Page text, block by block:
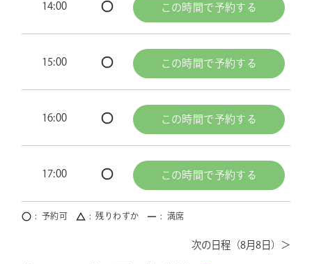
14:00 この時間で予約する
15:00 この時間で予約する
16:00 この時間で予約する
17:00 この時間で予約する
8月8日
予約可 残りわずか 満席